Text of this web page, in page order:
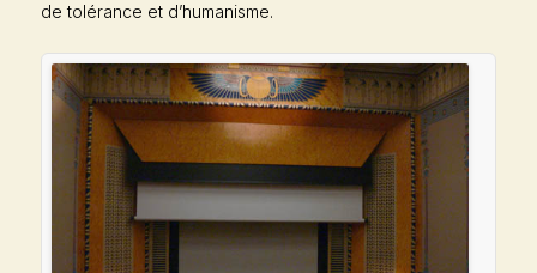
de tolérance et d’humanisme.